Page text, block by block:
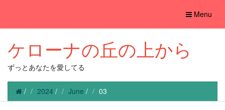
Toggle
Menu
ケローナの丘の上から
ずっとあなたを愛してる
/ 2024 / June / 03